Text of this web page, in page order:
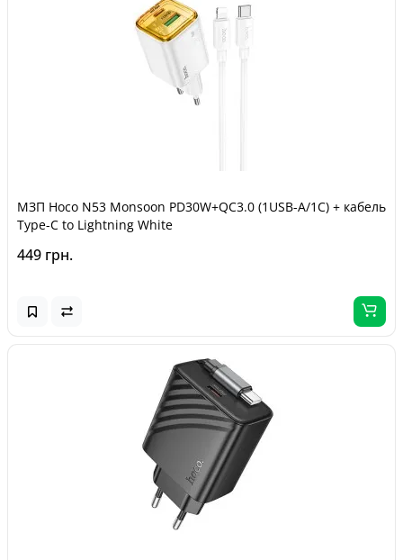
МЗП Hoco N53 Monsoon PD30W+QC3.0 (1USB-A/1C) + кабель
Type-C to Lightning White
449 грн.